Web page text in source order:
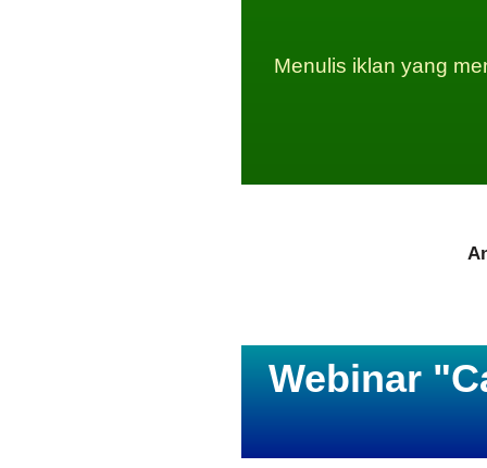
Menulis iklan yang
Webinar